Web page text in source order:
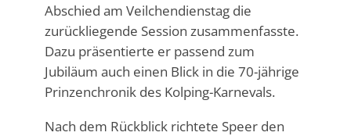
Abschied am Veilchendienstag die
zurückliegende Session zusammenfasste.
Dazu präsentierte er passend zum
Jubiläum auch einen Blick in die 70-jährige
Prinzenchronik des Kolping-Karnevals.
Nach dem Rückblick richtete Speer den